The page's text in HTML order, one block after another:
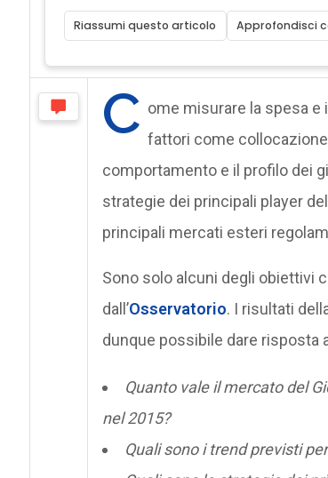
Riassumi questo articolo Approfondisci
C ome misurare la spesa
fattori come collocazione
comportamento e il profilo dei
strategie dei principali player
principali mercati esteri
Sono solo alcuni degli obiettivi
dall’Osservatorio. I risultati
dunque possibile dare risposta
Quanto vale il mercato del
nel 2015?
Quali sono i trend previsti